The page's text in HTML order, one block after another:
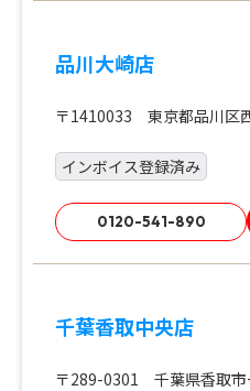
品川大崎店
〒1410033 東京都品川区
インボイス登録済み
0120-541-890
千葉香取中央店
〒289-0301 千葉県香取市